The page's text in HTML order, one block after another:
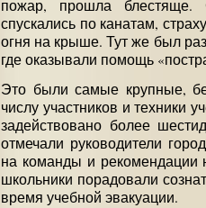
пожар, прошла блестяще.
спускались по канатам,
огня на крыше. Тут же был
где оказывали помощь
Это были самые крупные,
числу участников и техники
задействовано более
отмечали руководители
на команды и рекомендации
школьники порадовали
время учебной эвакуации.